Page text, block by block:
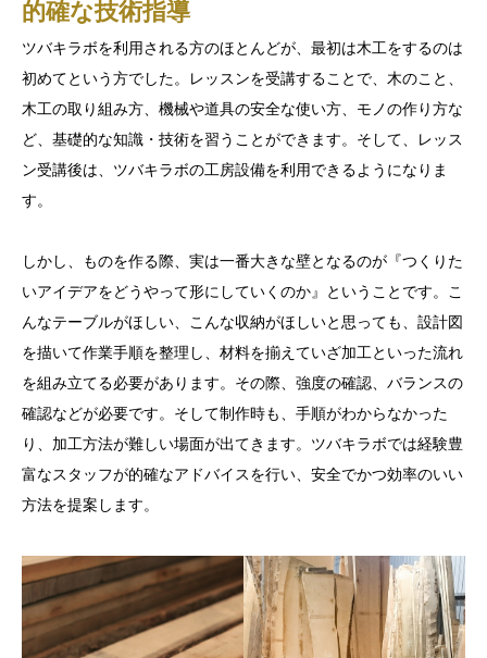
的確な技術指導
ツバキラボを利用される方のほとんどが、最初は木工をするのは
初めてという方でした。レッスンを受講することで、木のこと、
木工の取り組み方、機械や道具の安全な使い方、モノの作り方な
ど、基礎的な知識・技術を習うことができます。そして、レッス
ン受講後は、ツバキラボの工房設備を利用できるようになりま
す。
しかし、ものを作る際、実は一番大きな壁となるのが『つくりた
いアイデアをどうやって形にしていくのか』ということです。こ
んなテーブルがほしい、こんな収納がほしいと思っても、設計図
を描いて作業手順を整理し、材料を揃えていざ加工といった流れ
を組み立てる必要があります。その際、強度の確認、バランスの
確認などが必要です。そして制作時も、手順がわからなかった
り、加工方法が難しい場面が出てきます。ツバキラボでは経験豊
富なスタッフが的確なアドバイスを行い、安全でかつ効率のいい
方法を提案します。